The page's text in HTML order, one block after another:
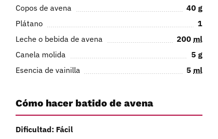
Copos de avena 40 g
Plátano
1
Leche o bebida de avena
200 ml
Canela molida
5 g
Esencia de vainilla
5 ml
Cómo hacer batido de avena
Dificultad: Fácil